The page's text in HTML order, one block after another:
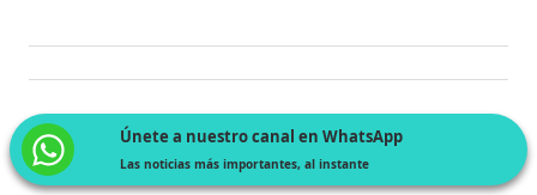
Únete a nuestro canal en WhatsApp
Las noticias más importantes, al instante